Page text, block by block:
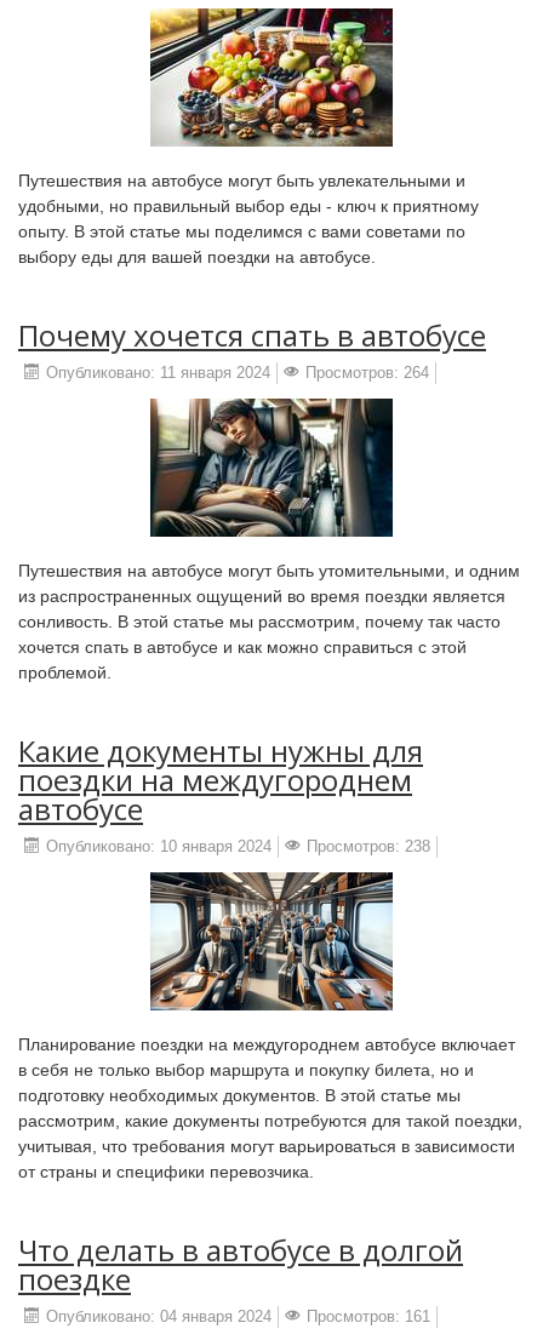
Путешествия на автобусе могут быть увлекательными и
удобными, но правильный выбор еды - ключ к приятному
опыту. В этой статье мы поделимся с вами советами по
выбору еды для вашей поездки на автобусе.
Почему хочется спать в автобусе
Опубликовано: 11 января 2024 Просмотров: 264
Путешествия на автобусе могут быть утомительными, и одним
из распространенных ощущений во время поездки является
сонливость. В этой статье мы рассмотрим, почему так часто
хочется спать в автобусе и как можно справиться с этой
проблемой.
Какие документы нужны для
поездки на междугороднем
автобусе
Опубликовано: 10 января 2024 Просмотров: 238
Планирование поездки на междугороднем автобусе включает
в себя не только выбор маршрута и покупку билета, но и
подготовку необходимых документов. В этой статье мы
рассмотрим, какие документы потребуются для такой поездки,
учитывая, что требования могут варьироваться в зависимости
от страны и специфики перевозчика.
Что делать в автобусе в долгой
поездке
Опубликовано: 04 января 2024 Просмотров: 161